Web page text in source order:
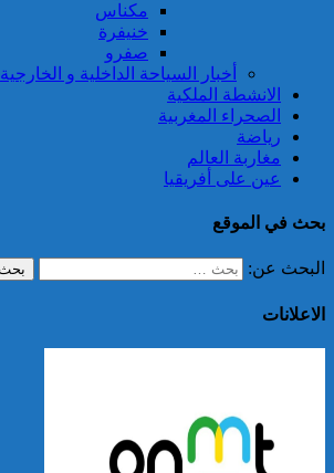
مكناس
خنيفرة
صفرو
أخبار السياحة الداخلية و الخارجية
الانشطة الملكية
الصحراء المغربية
رياضة
مغاربة العالم
عين على أفريقيا
بحث في الموقع
البحث عن:
الاعلانات